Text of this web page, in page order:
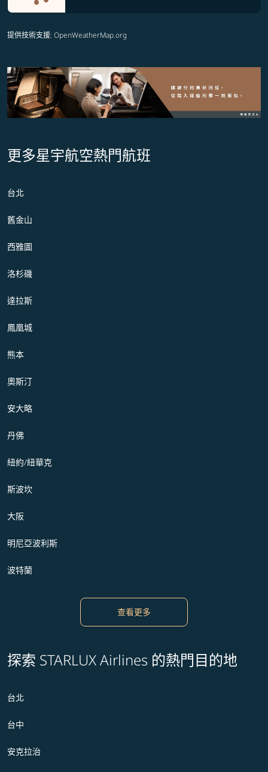
提供技術支援: OpenWeatherMap.org
更多星宇航空熱門航班
台北
舊金山
西雅圖
洛杉磯
達拉斯
鳳凰城
熊本
奧斯汀
安大略
丹佛
紐約/紐華克
斯波坎
大阪
明尼亞波利斯
波特蘭
查看更多
探索 STARLUX Airlines 的熱門目的地
台北
台中
安克拉治